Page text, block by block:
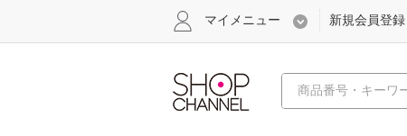
心おどる、瞬
マイメニュー 新規会員登録